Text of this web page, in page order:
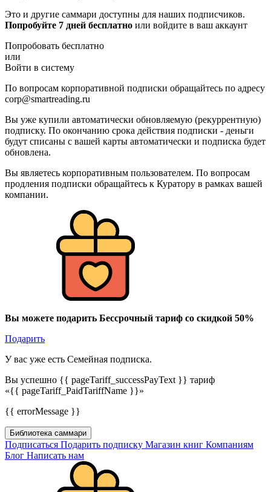
Это и другие саммари доступны для наших подписчиков.
Попробуйте 7 дней бесплатно или войдите в ваш аккаунт
Попробовать бесплатно
или
Войти в систему
По вопросам корпоративной подписки обращайтесь по адресу
corp@smartreading.ru
Вы уже купили автоматически обновляемую (рекуррентную)
подписку. По окончанию срока действия подписки - деньги
будут списаны с вашей карты автоматически и подписка будет
обновлена.
Вы являетесь корпоративным пользователем. По вопросам
продления подписки обращайтесь к Куратору в рамках вашей
компании.
Вы можете подарить Бессрочный тариф со скидкой 50%
Подарить
У вас уже есть Семейная подписка.
Вы успешно {{ pageTariff_successPayText }} тариф
«{{ pageTariff_PaidTariffName }}»
{{ errorMessage }}
Библиотека саммари
Подписаться Подарить подписку Магазин книг Компаниям
Блог Написать нам